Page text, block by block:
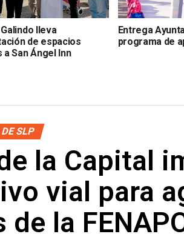
lleva
de espacios
a San Ángel Inn
Entrega
programa de
SLP
la Capital
vial para
de la